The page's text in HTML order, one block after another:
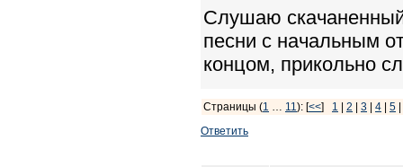
Слушаю
песни с начальным
концом, прикольно
Страницы (1 … 11): [<<] 1 2 3 4 5
Ответить